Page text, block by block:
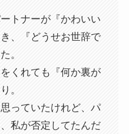
トナーが『かわいい
、『どうせお世辞で
。
くれても『何か裏が
。
っていたけれど、パ
私が否定してたんだ